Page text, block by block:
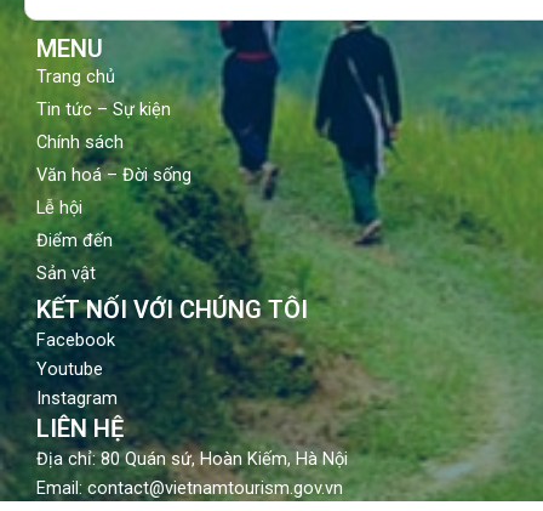
MENU
Trang chủ
Tin tức – Sự kiện
Chính sách
Văn hoá – Đời sống
Lễ hội
Điểm đến
Sản vật
KẾT NỐI VỚI CHÚNG TÔI
Facebook
Youtube
Instagram
LIÊN HỆ
Địa chỉ: 80 Quán sứ, Hoàn Kiếm, Hà Nội
Email: contact@vietnamtourism.gov.vn